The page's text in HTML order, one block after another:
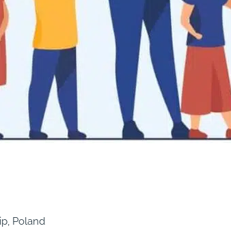
Poland